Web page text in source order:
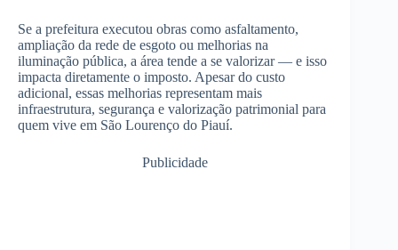
Se a prefeitura executou obras como asfaltamento,
ampliação da rede de esgoto ou melhorias na
iluminação pública, a área tende a se valorizar — e isso
impacta diretamente o imposto. Apesar do custo
adicional, essas melhorias representam mais
infraestrutura, segurança e valorização patrimonial para
quem vive em São Lourenço do Piauí.
Publicidade